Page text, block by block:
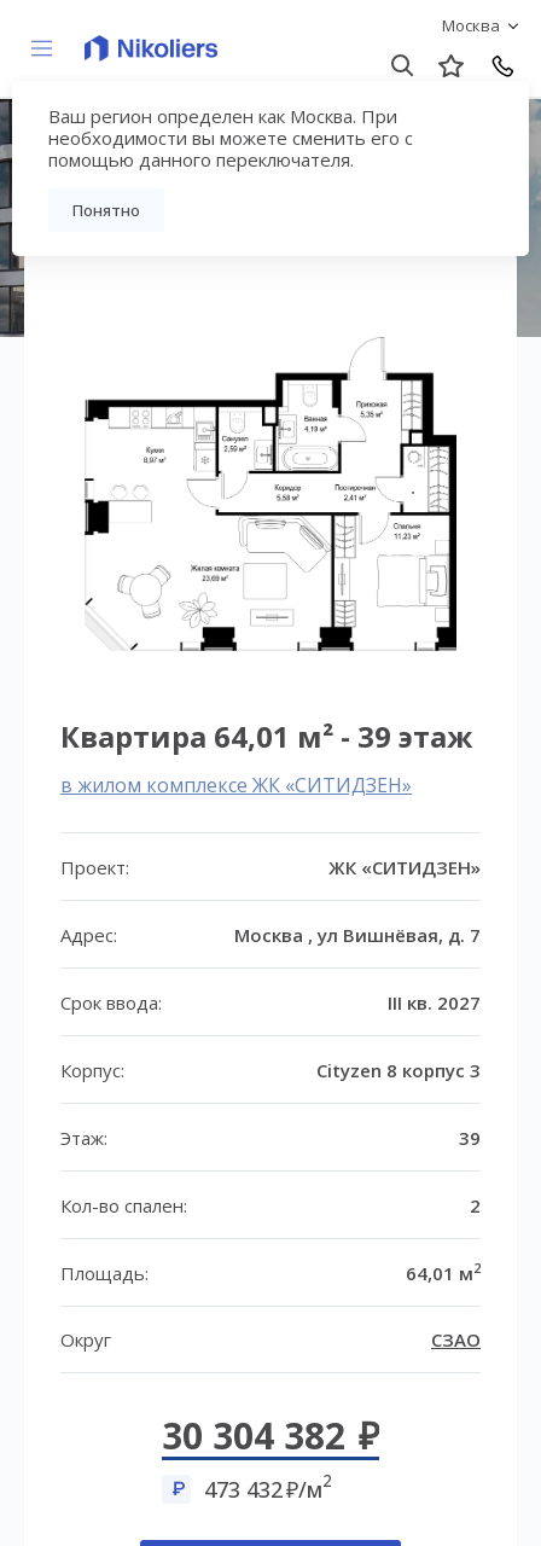
Москва
Ваш регион определен как Москва. При
необходимости вы можете сменить его с
помощью данного переключателя.
Понятно
ЖК «СИТИДЗЕН»
Вернуться на страницу жилого комплекса
Квартира 64,01 м² - 39 этаж
в жилом комплексе ЖК «СИТИДЗЕН»
Проект: ЖК «СИТИДЗЕН»
Адрес: Москва , ул Вишнёвая, д. 7
Срок ввода: III кв. 2027
Корпус: Cityzen 8 корпус 3
Этаж: 39
Кол-во спален: 2
Площадь: 64,01 м2
Округ СЗАО
30 304 382
473 432 /м2